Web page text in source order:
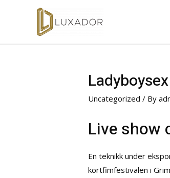
Uncategorized / By
Live show
En teknikk under
kortfimfestivalen i